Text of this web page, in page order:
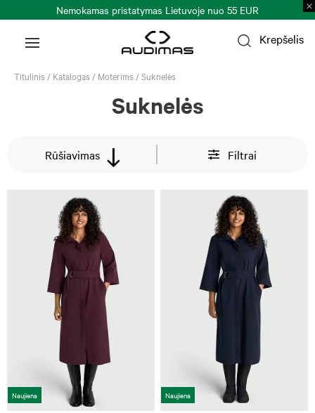
Prekių grąžinimas per 30 k. d. Plačiau >
Krepšelis
Titulinis / Katalogas / Moterims /Suknelės
Suknelės
Rūšiavimas Filtrai
Naujiena Naujiena